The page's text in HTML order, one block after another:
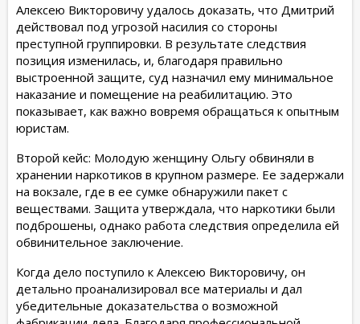
Алексею Викторовичу удалось доказать, что Дмитрий
действовал под угрозой насилия со стороны
преступной группировки. В результате следствия
позиция изменилась, и, благодаря правильно
выстроенной защите, суд назначил ему минимальное
наказание и помещение на реабилитацию. Это
показывает, как важно вовремя обращаться к опытным
юристам.
Второй кейс: Молодую женщину Ольгу обвиняли в
хранении наркотиков в крупном размере. Ее задержали
на вокзале, где в ее сумке обнаружили пакет с
веществами. Защита утверждала, что наркотики были
подброшены, однако работа следствия определила ей
обвинительное заключение.
Когда дело поступило к Алексею Викторовичу, он
детально проанализировал все материалы и дал
убедительные доказательства о возможной